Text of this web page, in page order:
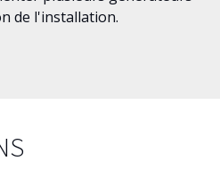
de l'installation.